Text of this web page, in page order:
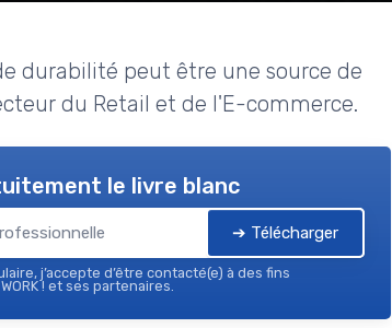
durabilité peut être une source de
du Retail et de l'E-commerce.
le livre blanc
➔ Télécharger
j’accepte d’être contacté(e) à des fins
! et ses partenaires.